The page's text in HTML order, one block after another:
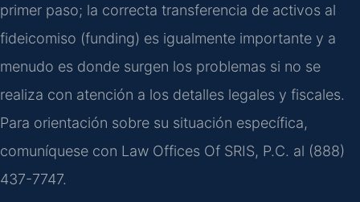
primer paso; la correcta transferencia de activos al
fideicomiso (funding) es igualmente importante y a
menudo es donde surgen los problemas si no se
realiza con atención a los detalles legales y fiscales.
Para orientación sobre su situación específica,
comuníquese con Law Offices Of SRIS, P.C. al (888)
437-7747.